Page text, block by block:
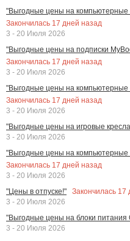
"Выгодные цены на компьютерные
Закончилась 17 дней назад
3 - 20 Июля 2026
"Выгодные цены на подписки
Закончилась 17 дней назад
3 - 20 Июля 2026
"Выгодные цены на компьютерные
Закончилась 17 дней назад
3 - 20 Июля 2026
"Выгодные цены на игровые
3 - 20 Июля 2026
"Выгодные цены на компьютерные
Закончилась 17 дней назад
3 - 20 Июля 2026
"Цены в отпуске!"
Закончилась 17
3 - 20 Июля 2026
"Выгодные цены на блоки питания
3 - 20 Июля 2026